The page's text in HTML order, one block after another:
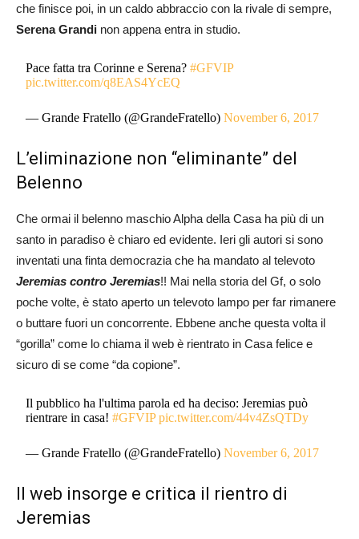
che finisce poi, in un caldo abbraccio con la rivale di sempre,
Serena Grandi non appena entra in studio.
Pace fatta tra Corinne e Serena?#GFVIP
pic.twitter.com/q8EAS4YcEQ
— Grande Fratello (@GrandeFratello)November 6, 2017
L’eliminazione non “eliminante” del
Belenno
Che ormai il belenno maschio Alpha della Casa ha più di un
santo in paradiso è chiaro ed evidente. Ieri gli autori si sono
inventati una finta democrazia che ha mandato al televoto
Jeremias contro Jeremias!! Mai nella storia del Gf, o solo
poche volte, è stato aperto un televoto lampo per far rimanere
o buttare fuori un concorrente. Ebbene anche questa volta il
“gorilla” come lo chiama il web è rientrato in Casa felice e
sicuro di se come “da copione”.
Il pubblico ha l'ultima parola ed ha deciso: Jeremias può
rientrare in casa!#GFVIP pic.twitter.com/44v4ZsQTDy
— Grande Fratello (@GrandeFratello)November 6, 2017
Il web insorge e critica il rientro di
Jeremias